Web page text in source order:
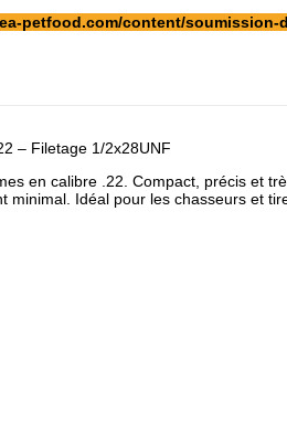
petfood.com/content/soumission-
– Filetage 1/2x28UNF
en calibre .22. Compact, précis et
Idéal pour les chasseurs et